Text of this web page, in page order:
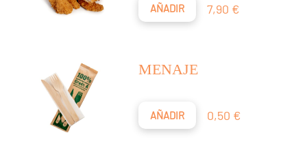
AÑADIR Precio
7,90 €
MENAJE
AÑADIR Precio
0,50 €